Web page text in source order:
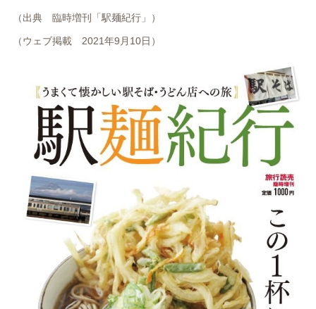
（出典 臨時増刊「駅麺紀行」）
（ウェブ掲載 2021年9月10日）